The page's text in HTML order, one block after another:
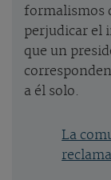
formalismos
perjudicar el
que un
a él solo.
La